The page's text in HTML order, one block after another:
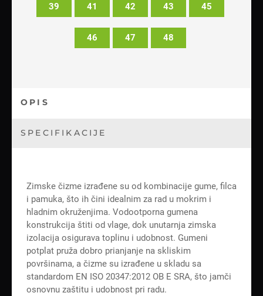
39 41 42 43 45
46 47 48
OPIS
SPECIFIKACIJE
Zimske čizme izrađene su od kombinacije gume, filca
i pamuka, što ih čini idealnim za rad u mokrim i
hladnim okruženjima. Vodootporna gumena
konstrukcija štiti od vlage, dok unutarnja zimska
izolacija osigurava toplinu i udobnost. Gumeni
potplat pruža dobro prianjanje na skliskim
površinama, a čizme su izrađene u skladu sa
standardom EN ISO 20347:2012 OB E SRA, što jamči
osnovnu zaštitu i udobnost pri radu.